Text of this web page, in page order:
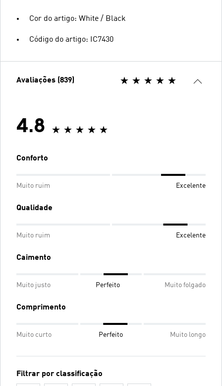
Cor do artigo: White / Black
Código do artigo: IC7430
Avaliações (839)
4.8
Conforto
Muito ruim Excelente
Qualidade
Muito ruim Excelente
Caimento
Muito justo Perfeito Muito folgado
Comprimento
Muito curto Perfeito Muito longo
Filtrar por classificação